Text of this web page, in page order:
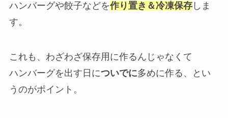
ハンバーグや餃子などを作り置き＆冷凍保存しま
す。
これも、わざわざ保存用に作るんじゃなくて
ハンバーグを出す日についでに多めに作る、とい
うのがポイント。